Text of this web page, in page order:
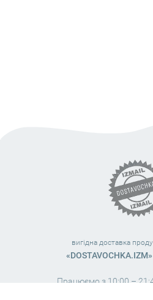
вигідна доставка
Працюємо з 10:00 –